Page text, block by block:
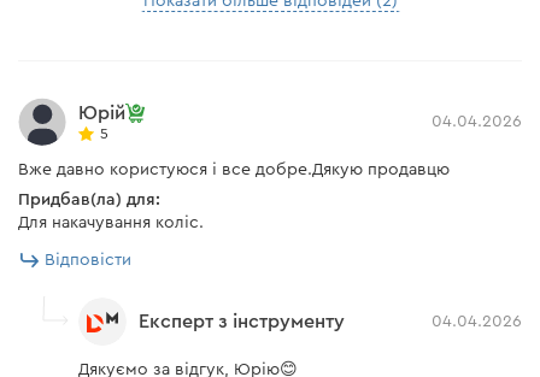
Юрій
5
04.04.2026
Вже давно користуюся і все добре.Дякую продавцю
Придбав(ла) для:
Для накачування коліс.
Відповісти
Експерт з інструменту 04.04.2026
Дякуємо за відгук, Юрію😊